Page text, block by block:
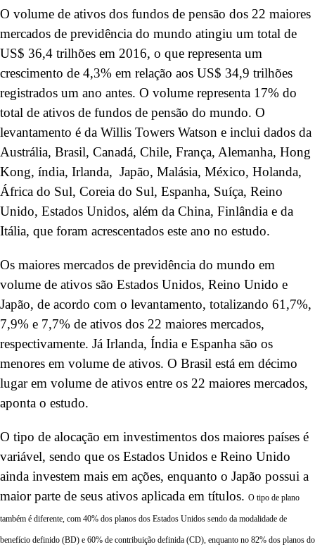
O volume de ativos dos fundos de pensão dos 22 maiores
mercados de previdência do mundo atingiu um total de
US$ 36,4 trilhões em 2016, o que representa um
crescimento de 4,3% em relação aos US$ 34,9 trilhões
registrados um ano antes. O volume representa 17% do
total de ativos de fundos de pensão do mundo. O
levantamento é da Willis Towers Watson e inclui dados da
Austrália, Brasil, Canadá, Chile, França, Alemanha, Hong
Kong, índia, Irlanda, Japão, Malásia, México, Holanda,
África do Sul, Coreia do Sul, Espanha, Suíça, Reino
Unido, Estados Unidos, além da China, Finlândia e da
Itália, que foram acrescentados este ano no estudo.
Os maiores mercados de previdência do mundo em
volume de ativos são Estados Unidos, Reino Unido e
Japão, de acordo com o levantamento, totalizando 61,7%,
7,9% e 7,7% de ativos dos 22 maiores mercados,
respectivamente. Já Irlanda, Índia e Espanha são os
menores em volume de ativos. O Brasil está em décimo
lugar em volume de ativos entre os 22 maiores mercados,
aponta o estudo.
O tipo de alocação em investimentos dos maiores países é
variável, sendo que os Estados Unidos e Reino Unido
ainda investem mais em ações, enquanto o Japão possui a
maior parte de seus ativos aplicada em títulos. O tipo de plano
também é diferente, com 40% dos planos dos Estados Unidos sendo da modalidade de
benefício definido (BD) e 60% de contribuição definida (CD), enquanto no 82% dos planos do